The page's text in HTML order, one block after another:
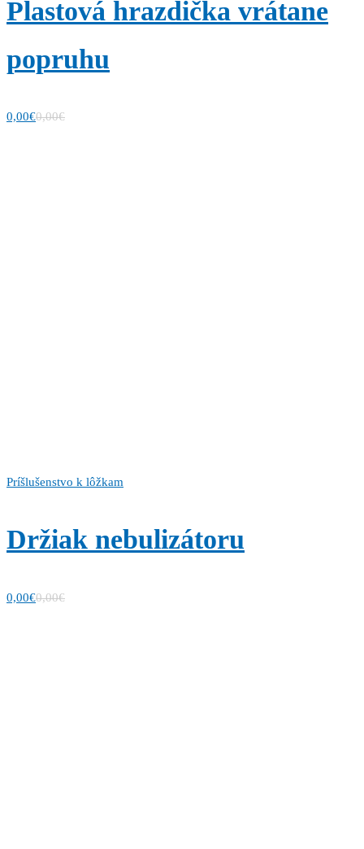
Plastová hrazdička vrátane
popruhu
0,00€0,00€
Príšlušenstvo k lôžkam
Držiak nebulizátoru
0,00€0,00€